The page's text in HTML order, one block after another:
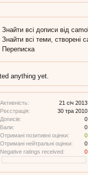
Активність:
21 січ 2013
Реєстрація:
30 тра 2010
Дописів:
0
Бали:
0
Отримані позитивні оцінки:
0
Отримані нейтральні оцінки:
0
Negative ratings received:
0
Знайти всі дописи від
Знайти всі теми, створені
Переписка
anything yet.